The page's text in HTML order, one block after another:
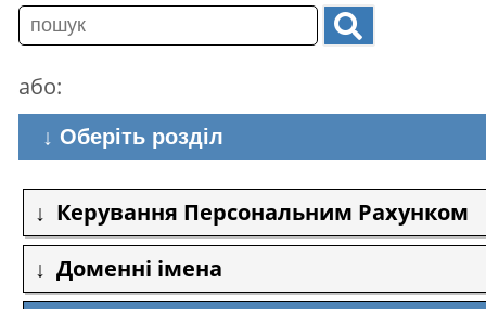
або:
↓ Оберіть розділ
Керування Персональним Рахунком
Доменні імена